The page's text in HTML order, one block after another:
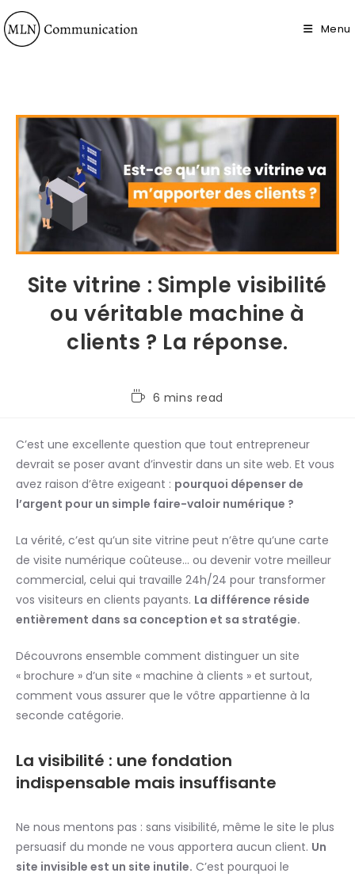
Menu
Site vitrine : Simple visibilité
ou véritable machine à
clients ? La réponse.
6 mins read
C’est une excellente question que tout entrepreneur
devrait se poser avant d’investir dans un site web. Et vous
avez raison d’être exigeant : pourquoi dépenser de
l’argent pour un simple faire-valoir numérique ?
La vérité, c’est qu’un site vitrine peut n’être qu’une carte
de visite numérique coûteuse… ou devenir votre meilleur
commercial, celui qui travaille 24h/24 pour transformer
vos visiteurs en clients payants. La différence réside
entièrement dans sa conception et sa stratégie.
Découvrons ensemble comment distinguer un site
« brochure » d’un site « machine à clients » et surtout,
comment vous assurer que le vôtre appartienne à la
seconde catégorie.
La visibilité : une fondation
indispensable mais insuffisante
Ne nous mentons pas : sans visibilité, même le site le plus
persuasif du monde ne vous apportera aucun client. Un
site invisible est un site inutile. C’est pourquoi le